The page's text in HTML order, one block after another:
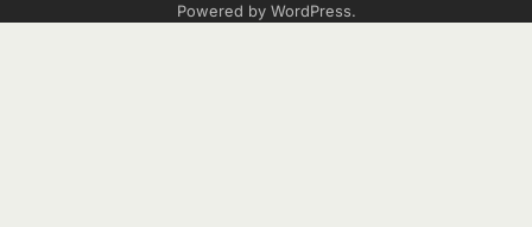
Powered by WordPress.